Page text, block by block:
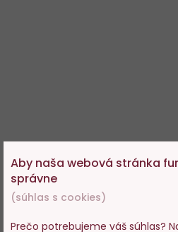
Aby naša webová stránka
správne
(súhlas s cookies)
Prečo potrebujeme váš súhlas?